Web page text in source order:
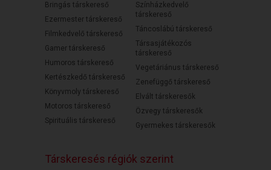
Bringás társkereső
Ezermester társkereső
Filmkedvelő társkereső
Gamer társkereső
Humoros társkereső
Kertészkedő társkereső
Könyvmoly társkereső
Motoros társkereső
Spirituális társkereső
Színházkedvelő
társkereső
Táncoslábú társkereső
Társasjátékozós
társkereső
Vegetáriánus társkereső
Zenefüggő társkereső
Elvált társkeresők
Özvegy társkeresők
Gyermekes társkeresők
Társkeresés régiók szerint